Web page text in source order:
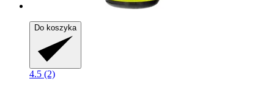
Do koszyka
4.5 (2)